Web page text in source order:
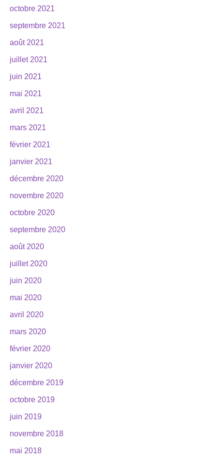
octobre 2021
septembre 2021
août 2021
juillet 2021
juin 2021
mai 2021
avril 2021
mars 2021
février 2021
janvier 2021
décembre 2020
novembre 2020
octobre 2020
septembre 2020
août 2020
juillet 2020
juin 2020
mai 2020
avril 2020
mars 2020
février 2020
janvier 2020
décembre 2019
octobre 2019
juin 2019
novembre 2018
mai 2018